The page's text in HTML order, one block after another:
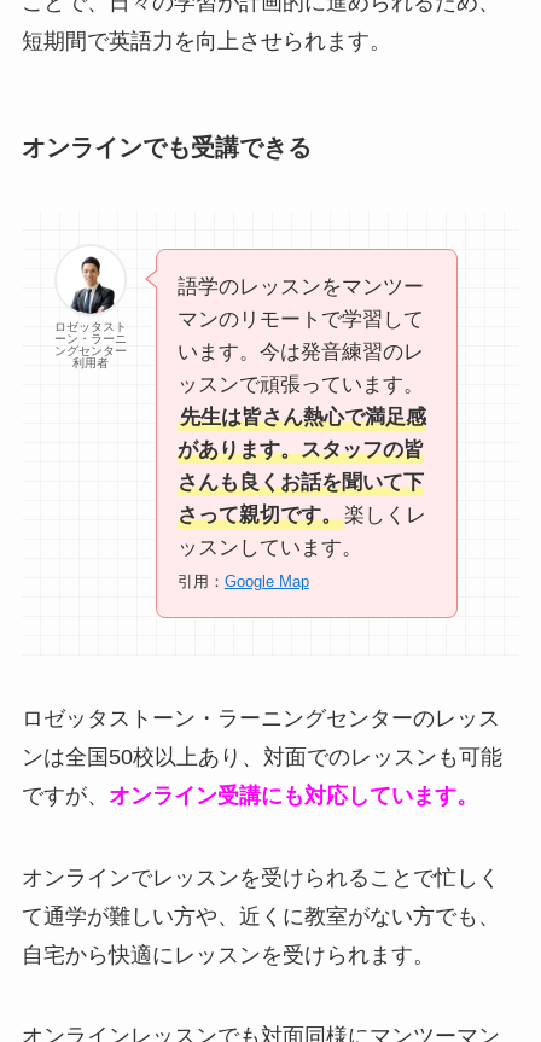
短期間で英語力を向上させられます。
オンラインでも受講できる
ロゼッタスト
ーン・ラーニ
ングセンター
利用者
語学のレッスンをマンツー
マンのリモートで学習して
います。今は発音練習のレ
ッスンで頑張っています。
先生は皆さん熱心で満足感
があります。スタッフの皆
さんも良くお話を聞いて下
さって親切です。楽しくレ
ッスンしています。
引用： Google Map
ロゼッタストーン・ラーニングセンターのレッス
ンは全国50校以上あり、対面でのレッスンも可能
ですが、 オンライン受講にも対応しています。
オンラインでレッスンを受けられることで忙しく
て通学が難しい方や、近くに教室がない方でも、
自宅から快適にレッスンを受けられます。
オンラインレッスンでも対面同様にマンツーマン